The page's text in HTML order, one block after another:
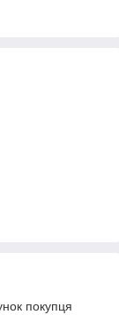
покупця